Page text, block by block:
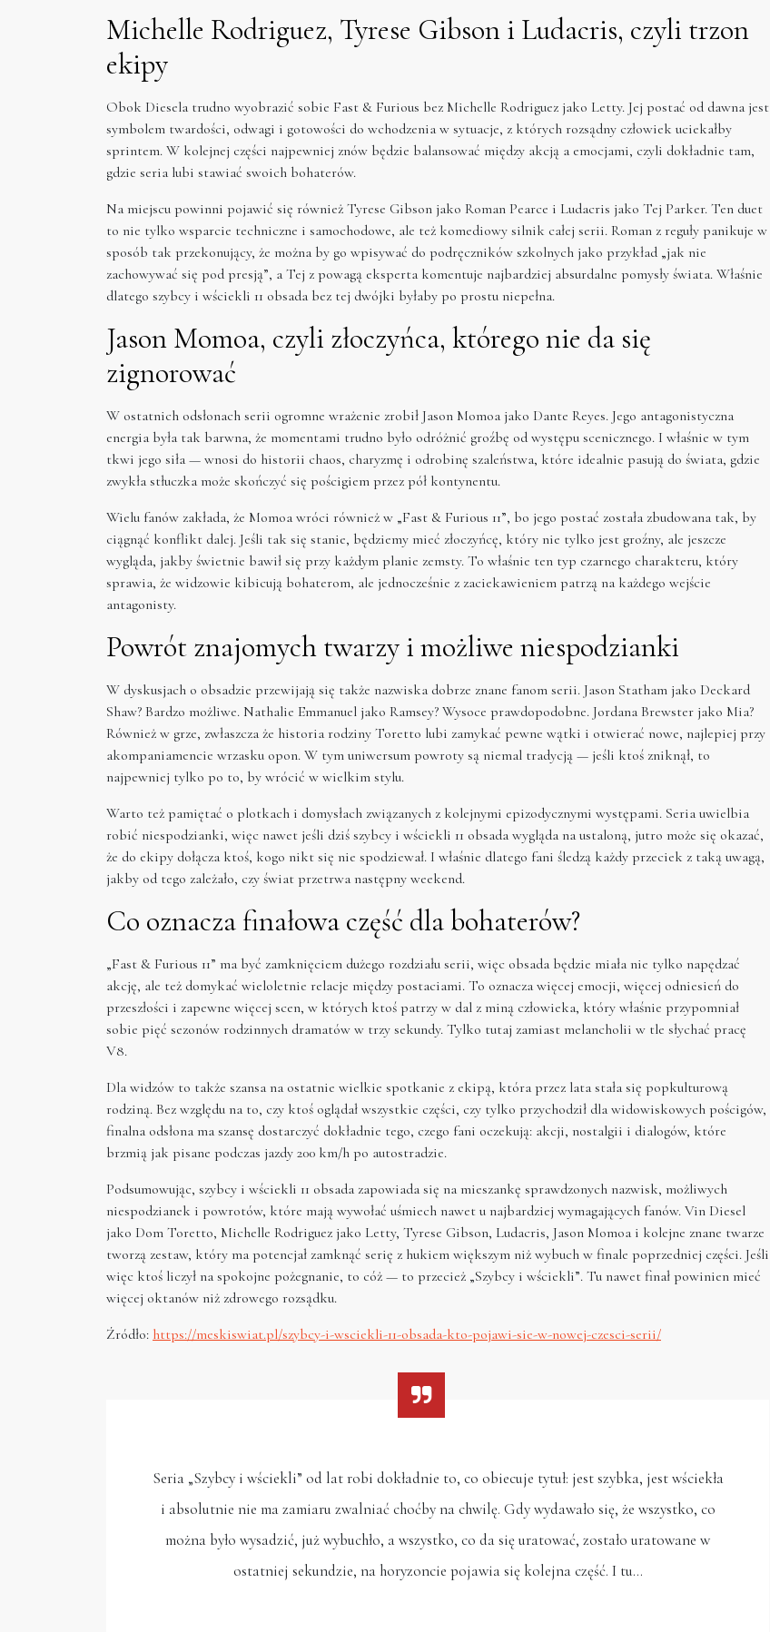
Michelle Rodriguez, Tyrese Gibson i Ludacris, czyli trzon
ekipy
Obok Diesela trudno wyobrazić sobie Fast & Furious bez Michelle Rodriguez jako Letty. Jej postać od dawna jest
symbolem twardości, odwagi i gotowości do wchodzenia w sytuacje, z których rozsądny człowiek uciekałby
sprintem. W kolejnej części najpewniej znów będzie balansować między akcją a emocjami, czyli dokładnie tam,
gdzie seria lubi stawiać swoich bohaterów.
Na miejscu powinni pojawić się również Tyrese Gibson jako Roman Pearce i Ludacris jako Tej Parker. Ten duet
to nie tylko wsparcie techniczne i samochodowe, ale też komediowy silnik całej serii. Roman z reguły panikuje w
sposób tak przekonujący, że można by go wpisywać do podręczników szkolnych jako przykład „jak nie
zachowywać się pod presją”, a Tej z powagą eksperta komentuje najbardziej absurdalne pomysły świata. Właśnie
dlatego szybcy i wściekli 11 obsada bez tej dwójki byłaby po prostu niepełna.
Jason Momoa, czyli złoczyńca, którego nie da się
zignorować
W ostatnich odsłonach serii ogromne wrażenie zrobił Jason Momoa jako Dante Reyes. Jego antagonistyczna
energia była tak barwna, że momentami trudno było odróżnić groźbę od występu scenicznego. I właśnie w tym
tkwi jego siła — wnosi do historii chaos, charyzmę i odrobinę szaleństwa, które idealnie pasują do świata, gdzie
zwykła stłuczka może skończyć się pościgiem przez pół kontynentu.
Wielu fanów zakłada, że Momoa wróci również w „Fast & Furious 11”, bo jego postać została zbudowana tak, by
ciągnąć konflikt dalej. Jeśli tak się stanie, będziemy mieć złoczyńcę, który nie tylko jest groźny, ale jeszcze
wygląda, jakby świetnie bawił się przy każdym planie zemsty. To właśnie ten typ czarnego charakteru, który
sprawia, że widzowie kibicują bohaterom, ale jednocześnie z zaciekawieniem patrzą na każdego wejście
antagonisty.
Powrót znajomych twarzy i możliwe niespodzianki
W dyskusjach o obsadzie przewijają się także nazwiska dobrze znane fanom serii. Jason Statham jako Deckard
Shaw? Bardzo możliwe. Nathalie Emmanuel jako Ramsey? Wysoce prawdopodobne. Jordana Brewster jako Mia?
Również w grze, zwłaszcza że historia rodziny Toretto lubi zamykać pewne wątki i otwierać nowe, najlepiej przy
akompaniamencie wrzasku opon. W tym uniwersum powroty są niemal tradycją — jeśli ktoś zniknął, to
najpewniej tylko po to, by wrócić w wielkim stylu.
Warto też pamiętać o plotkach i domysłach związanych z kolejnymi epizodycznymi występami. Seria uwielbia
robić niespodzianki, więc nawet jeśli dziś szybcy i wściekli 11 obsada wygląda na ustaloną, jutro może się okazać,
że do ekipy dołącza ktoś, kogo nikt się nie spodziewał. I właśnie dlatego fani śledzą każdy przeciek z taką uwagą,
jakby od tego zależało, czy świat przetrwa następny weekend.
Co oznacza finałowa część dla bohaterów?
„Fast & Furious 11” ma być zamknięciem dużego rozdziału serii, więc obsada będzie miała nie tylko napędzać
akcję, ale też domykać wieloletnie relacje między postaciami. To oznacza więcej emocji, więcej odniesień do
przeszłości i zapewne więcej scen, w których ktoś patrzy w dal z miną człowieka, który właśnie przypomniał
sobie pięć sezonów rodzinnych dramatów w trzy sekundy. Tylko tutaj zamiast melancholii w tle słychać pracę
V8.
Dla widzów to także szansa na ostatnie wielkie spotkanie z ekipą, która przez lata stała się popkulturową
rodziną. Bez względu na to, czy ktoś oglądał wszystkie części, czy tylko przychodził dla widowiskowych pościgów,
finalna odsłona ma szansę dostarczyć dokładnie tego, czego fani oczekują: akcji, nostalgii i dialogów, które
brzmią jak pisane podczas jazdy 200 km/h po autostradzie.
Podsumowując, szybcy i wściekli 11 obsada zapowiada się na mieszankę sprawdzonych nazwisk, możliwych
niespodzianek i powrotów, które mają wywołać uśmiech nawet u najbardziej wymagających fanów. Vin Diesel
jako Dom Toretto, Michelle Rodriguez jako Letty, Tyrese Gibson, Ludacris, Jason Momoa i kolejne znane twarze
tworzą zestaw, który ma potencjał zamknąć serię z hukiem większym niż wybuch w finale poprzedniej części. Jeśli
więc ktoś liczył na spokojne pożegnanie, to cóż — to przecież „Szybcy i wściekli”. Tu nawet finał powinien mieć
więcej oktanów niż zdrowego rozsądku.
Źródło: https://meskiswiat.pl/szybcy-i-wsciekli-11-obsada-kto-pojawi-sie-w-nowej-czesci-serii/
Seria „Szybcy i wściekli” od lat robi dokładnie to, co obiecuje tytuł: jest szybka, jest wściekła
i absolutnie nie ma zamiaru zwalniać choćby na chwilę. Gdy wydawało się, że wszystko, co
można było wysadzić, już wybuchło, a wszystko, co da się uratować, zostało uratowane w
ostatniej sekundzie, na horyzoncie pojawia się kolejna część. I tu…